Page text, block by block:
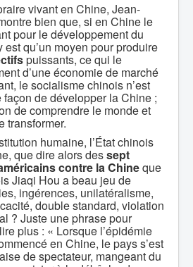
vivant en Chine, Jean-
bien que, si en Chine le
pour le développement du
est qu’un moyen pour produire
puissants, ce qui le
d’une économie de marché
le socialisme chinois n’est
de développer la Chine ;
de comprendre le monde et
transformer.
humaine, l’État chinois
que dire alors dessept
contre la Chineque
Jiaqi Hou a beau jeu de
ingérences, unilatéralisme,
double standard, violation
? Juste une phrase pour
plus : « Lorsque l’épidémie
en Chine, le pays s’est
de spectateur, mangeant du